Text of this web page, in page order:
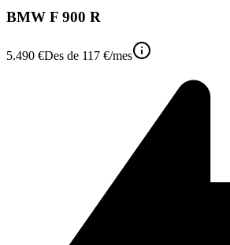
BMW F 900 R
5.490 €Des de 117 €/mes